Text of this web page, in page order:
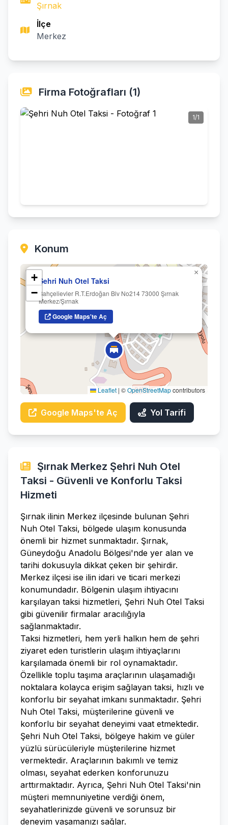
Şırnak
İlçe
Merkez
Firma Fotoğrafları (1)
1/1
Konum
Şehri Nuh Otel Taksi
Bahçelievler R.T.Erdoğan Blv No214 73000 Şırnak
Merkez/Şırnak
Google Maps'te Aç
×
+
−
Leaflet | ©OpenStreetMapcontributors
Google Maps'te Aç Yol Tarifi
Şırnak Merkez Şehri Nuh Otel
Taksi - Güvenli ve Konforlu Taksi
Hizmeti
Şırnak ilinin Merkez ilçesinde bulunan Şehri
Nuh Otel Taksi, bölgede ulaşım konusunda
önemli bir hizmet sunmaktadır. Şırnak,
Güneydoğu Anadolu Bölgesi'nde yer alan ve
tarihi dokusuyla dikkat çeken bir şehirdir.
Merkez ilçesi ise ilin idari ve ticari merkezi
konumundadır. Bölgenin ulaşım ihtiyacını
karşılayan taksi hizmetleri, Şehri Nuh Otel Taksi
gibi güvenilir firmalar aracılığıyla
sağlanmaktadır.
Taksi hizmetleri, hem yerli halkın hem de şehri
ziyaret eden turistlerin ulaşım ihtiyaçlarını
karşılamada önemli bir rol oynamaktadır.
Özellikle toplu taşıma araçlarının ulaşamadığı
noktalara kolayca erişim sağlayan taksi, hızlı ve
konforlu bir seyahat imkanı sunmaktadır. Şehri
Nuh Otel Taksi, müşterilerine güvenli ve
konforlu bir seyahat deneyimi vaat etmektedir.
Şehri Nuh Otel Taksi, bölgeye hakim ve güler
yüzlü sürücüleriyle müşterilerine hizmet
vermektedir. Araçlarının bakımlı ve temiz
olması, seyahat ederken konforunuzu
arttırmaktadır. Ayrıca, Şehri Nuh Otel Taksi'nin
müşteri memnuniyetine verdiği önem,
seyahatlerinizde güvenli ve sorunsuz bir
deneyim yaşamanızı sağlar.